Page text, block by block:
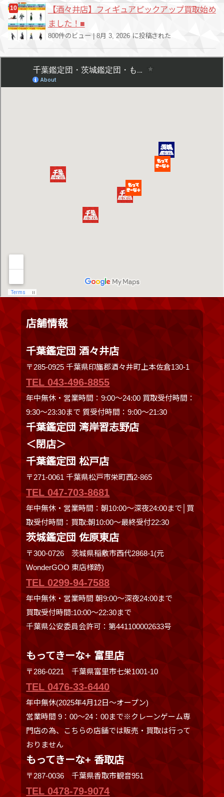
【酒々井店】フィギュアピックアップ買取始め
ました！■
800件のビュー 8月 3, 2026 に投稿された
店舗情報
千葉鑑定団 酒々井店
〒285-0925 千葉県印旛郡酒々井町上本佐倉130-1
TEL 043-496-8855
年中無休・営業時間：9:00～24:00 買取受付時間：
9:30〜23:30まで 質受付時間：9:00～21:30
千葉鑑定団 湾岸習志野店
＜閉店＞
千葉鑑定団 松戸店
〒271-0061 千葉県松戸市栄町西2-865
TEL 047-703-8681
年中無休・営業時間：朝10:00～深夜24:00まで│買
取受付時間：買取:朝10:00～最終受付22:30
茨城鑑定団 佐原東店
〒300-0726 茨城県稲敷市西代2868-1(元
WonderGOO 東店様跡)
TEL 0299-94-7588
年中無休・営業時間 朝9:00〜深夜24:00まで
買取受付時間:10:00〜22:30まで
千葉県公安委員会許可：第441100002633号
もってきーな+ 富里店
〒286-0221 千葉県富里市七栄1001-10
TEL 0476-33-6440
年中無休(2025年4月12日～オープン)
営業時間 9：00～24：00まで※クレーンゲーム専
門店の為、こちらの店舗では販売・買取は行って
おりません
もってきーな+ 香取店
〒287-0036 千葉県香取市観音951
TEL 0478-79-9074